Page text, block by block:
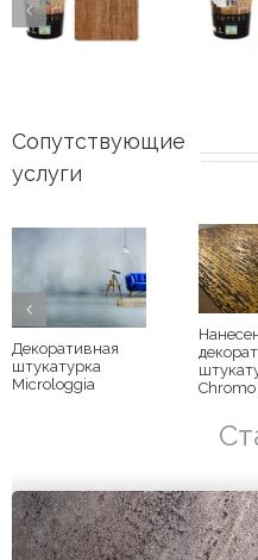
Сопутствующие
услуги
Декоративная
штукатурка
Microloggia